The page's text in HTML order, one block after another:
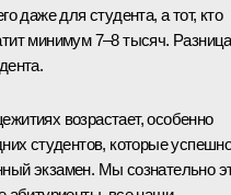
даже для студента, а тот, кто
минимум 7–8 тысяч. Разница
возрастает, особенно
студентов, которые
экзамен. Мы сознательно